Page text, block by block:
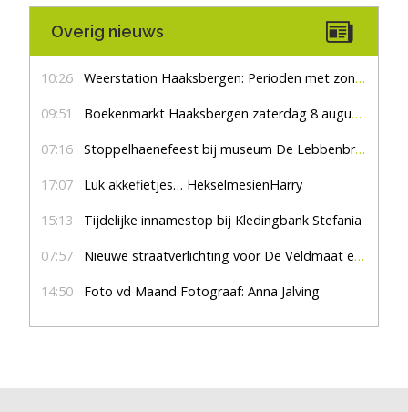
Overig nieuws
10:26 Weerstation Haaksbergen: Perioden met zon en droog
09:51 Boekenmarkt Haaksbergen zaterdag 8 augustus, marktplein Haaksbergen
07:16 Stoppelhaenefeest bij museum De Lebbenbrugge
17:07 Luk akkefietjes… HekselmesienHarry
15:13 Tijdelijke innamestop bij Kledingbank Stefania
07:57 Nieuwe straatverlichting voor De Veldmaat en De Pas
14:50 Foto vd Maand Fotograaf: Anna Jalving